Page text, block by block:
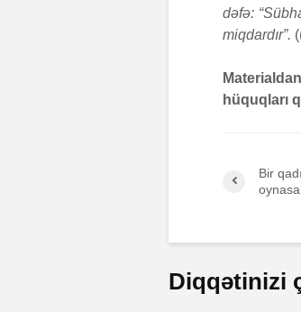
dəfə:
miqdardır”.
hüquqları
Bir
Diqqətinizi